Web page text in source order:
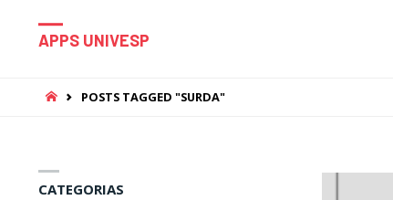
APPS UNIVESP
HOMEPOSTS TAGGED "SURDA"
CATEGORIAS